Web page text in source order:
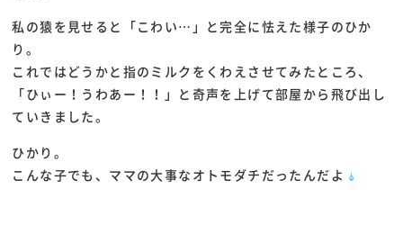
私の猿を見せると「こわい…」と完全に怯えた様子のひか
り。
これではどうかと指のミルクをくわえさせてみたところ、
「ひぃー！うわあー！！」と奇声を上げて部屋から飛び出し
ていきました。
ひかり。
こんな子でも、ママの大事なオトモダチだったんだよ